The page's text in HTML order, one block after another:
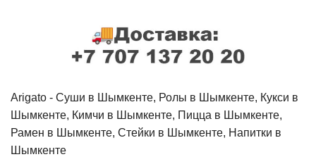
Arigato - Cуши в Шымкенте, Ролы в Шымкенте, Кукси в
Шымкенте, Кимчи в Шымкенте, Пицца в Шымкенте,
Рамен в Шымкенте, Стейки в Шымкенте, Напитки в
Шымкенте